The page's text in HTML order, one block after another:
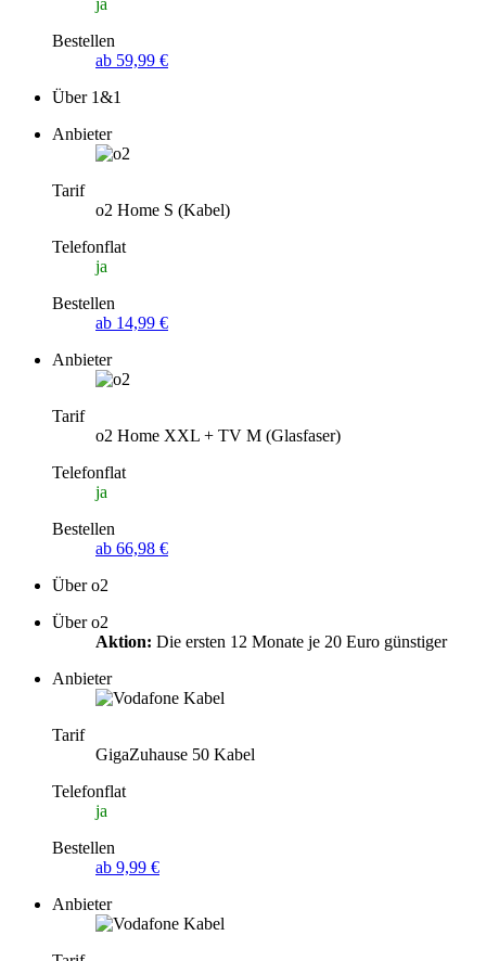
Bestellen
ab 59,99 €
Über 1&1
Anbieter
Tarif
o2 Home S (Kabel)
Telefonflat
ja
Bestellen
ab 14,99 €
Anbieter
Tarif
o2 Home XXL + TV M (Glasfaser)
Telefonflat
ja
Bestellen
ab 66,98 €
Über o2
Über o2
Aktion: Die ersten 12 Monate je 20 Euro günstiger
Anbieter
Tarif
GigaZuhause 50 Kabel
Telefonflat
ja
Bestellen
ab 9,99 €
Anbieter